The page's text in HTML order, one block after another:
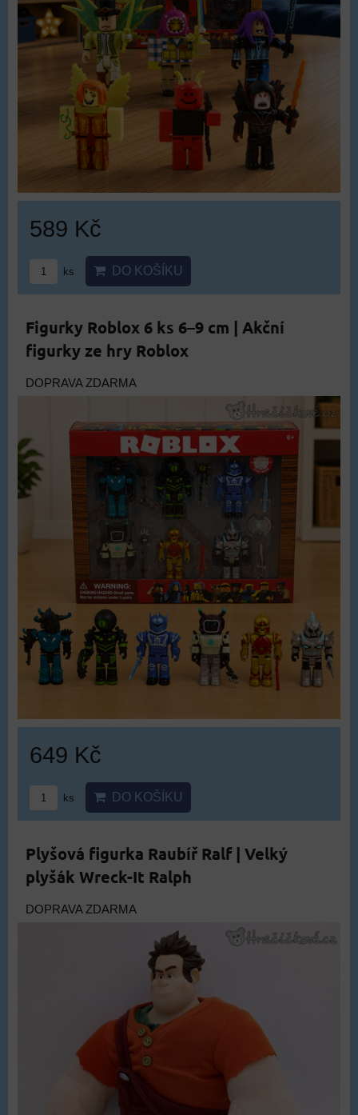
589 Kč
ks DO KOŠÍKU
Figurky Roblox 6 ks 6–9 cm | Akční
figurky ze hry Roblox
DOPRAVA ZDARMA
649 Kč
ks DO KOŠÍKU
Plyšová figurka Raubíř Ralf | Velký
plyšák Wreck-It Ralph
DOPRAVA ZDARMA